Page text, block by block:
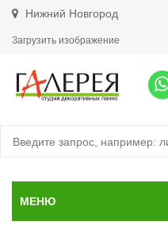
Нижний Новгород
Загрузить изображение
МЕНЮ